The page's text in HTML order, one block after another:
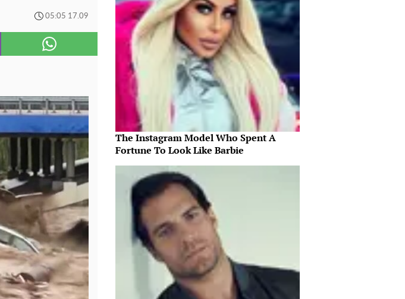
05:05 17.09
The Instagram Model Who Spent A
Fortune To Look Like Barbie